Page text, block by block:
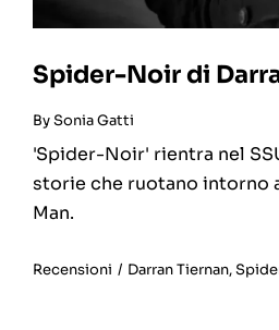
Spider-Noir di
BySonia Gatti
'Spider-Noir' rientra nel
storie che ruotano intorno
Man.
Recensioni / Darran Tiernan,